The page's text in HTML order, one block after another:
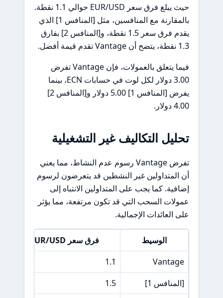
حيث يبلغ فرق سعر EUR/USD حوالي 1.1 نقطة.
بالمقارنة مع المنافسين، مثل [المنافس 1] الذي
يقدم فرق سعر 1.5 نقطة، و[المنافس 2] بفارق
1.3 نقطة، يتضح أن Vantage تقدم قيمة أفضل.
فيما يتعلق بالعمولات، فإن Vantage تفرض
3.00 دولار لكل لوت في حسابات ECN، بينما
يفرض [المنافس 1] 5.00 دولار و[المنافس 2]
4.00 دولار.
تحليل التكاليف غير التشغيلية
تفرض Vantage رسوم عدم النشاط، مما يعني
أن المتداولين غير النشطين قد يتعرضون لرسوم
إضافية. كما يجب على المتداولين الانتباه إلى
عمولات السحب التي قد تكون مرتفعة، مما يؤثر
على العائدات الإجمالية.
الوسيط
فرق سعر EUR/USD
Vantage
1.1
[المنافس 1]
1.5